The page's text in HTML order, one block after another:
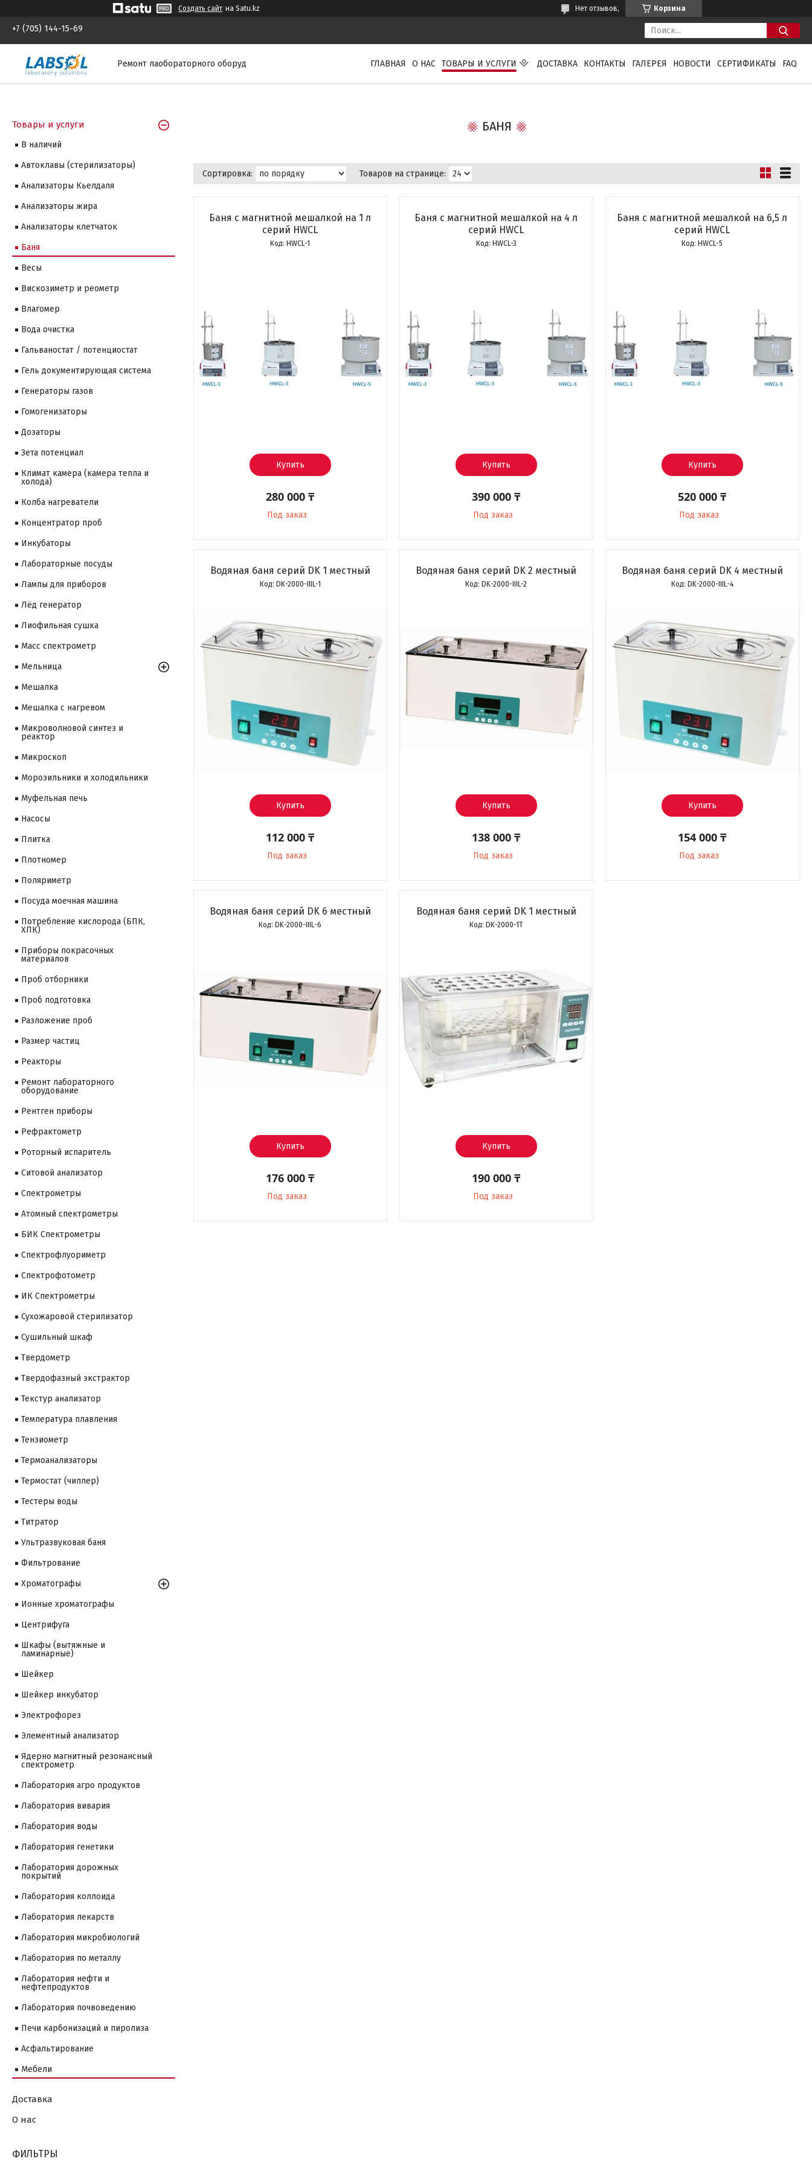
Создать сайт на Satu.kz Корзина
Нет отзывов,
+7 (705) 144-15-69
Ремонт лаобораторного оборуд ГЛАВНАЯ О НАС ТОВАРЫ И УСЛУГИ ДОСТАВКА КОНТАКТЫ ГАЛЕРЕЯ НОВОСТИ СЕРТИФИКАТЫ FAQ
БАНЯ
Баня с магнитной мешалкой на 1 л
серий HWCL
HWCL-1
Купить
280 000 ₸
Под заказ
Баня с магнитной мешалкой на 4 л
серий HWCL
HWCL-3
Купить
390 000 ₸
Под заказ
Баня с магнитной мешалкой на 6,5 л
серий HWCL
HWCL-5
Купить
520 000 ₸
Под заказ
Водяная баня серий DK 1 местный
DK-2000-IIIL-1
Купить
112 000 ₸
Под заказ
Водяная баня серий DK 2 местный
DK-2000-IIIL-2
Купить
138 000 ₸
Под заказ
Водяная баня серий DK 4 местный
DK-2000-IIIL-4
Купить
154 000 ₸
Под заказ
Водяная баня серий DK 6 местный
DK-2000-IIIL-6
Купить
176 000 ₸
Под заказ
Водяная баня серий DK 1 местный
DK-2000-1T
Купить
190 000 ₸
Под заказ
Товары и услуги
В наличий
Автоклавы (стерилизаторы)
Анализаторы Кьелдаля
Анализаторы жира
Анализаторы клетчаток
Баня
Весы
Вискозиметр и реометр
Влагомер
Вода очистка
Гальваностат / потенциостат
Гель документирующая система
Генераторы газов
Гомогенизаторы
Дозаторы
Зета потенциал
Климат камера (камера тепла и
холода)
Колба нагреватели
Концентратор проб
Инкубаторы
Лабораторные посуды
Лампы для приборов
Лёд генератор
Лиофильная сушка
Масс спектрометр
Мельница
Мешалка
Мешалка с нагревом
Микроволновой синтез и
реактор
Микроскоп
Морозильники и холодильники
Муфельная печь
Насосы
Плитка
Плотномер
Поляриметр
Посуда моечная машина
Потребление кислорода (БПК,
ХПК)
Приборы покрасочных
материалов
Проб отборники
Проб подготовка
Разложение проб
Размер частиц
Реакторы
Ремонт лабораторного
оборудование
Рентген приборы
Рефрактометр
Роторный испаритель
Ситовой анализатор
Cпектрометры
Атомный спектрометры
БИК Спектрометры
Спектрофлуориметр
Спектрофотометр
ИК Спектрометры
Сухожаровой стерилизатор
Сушильный шкаф
Твердометр
Твердофазный экстрактор
Текстур анализатор
Температура плавления
Тензиометр
Термоанализаторы
Термостат (чиллер)
Тестеры воды
Титратор
Ультразвуковая баня
Фильтрование
Хроматографы
Ионные хроматографы
Центрифуга
Шкафы (вытяжные и
ламинарные)
Шейкер
Шейкер инкубатор
Электрофорез
Элементный анализатор
Ядерно магнитный резонансный
спектрометр
Лаборатория агро продуктов
Лаборатория вивария
Лаборатория воды
Лаборатория генетики
Лаборатория дорожных
покрытий
Лаборатория коллоида
Лаборатория лекарств
Лаборатория микробиологий
Лаборатория по металлу
Лаборатория нефти и
нефтепродуктов
Лаборатория почвоведению
Печи карбонизаций и пиролиза
Асфальтирование
Мебели
Доставка
О нас
ФИЛЬТРЫ